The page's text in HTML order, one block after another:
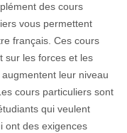
des cours
vous permettent
français. Ces cours
sur les forces et les
leur niveau
cours particuliers sont
qui veulent
ont des exigences